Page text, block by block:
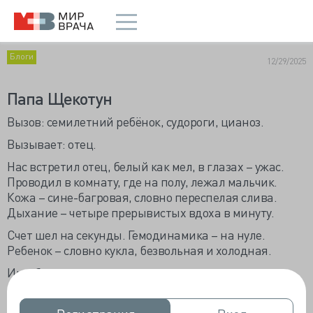
Блоги 12/29/2025
Папа Щекотун
Вызов: семилетний ребёнок, судороги, цианоз.
Вызывает: отец.
Нас встретил отец, белый как мел, в глазах – ужас.
Проводил в комнату, где на полу, лежал мальчик.
Кожа – сине-багровая, словно переспелая слива.
Дыхание – четыре прерывистых вдоха в минуту.
Счет шел на секунды. Гемодинамика – на нуле.
Ребенок – словно кукла, безвольная и холодная.
Интубировали, подключили к аппаратам.
Пока мы с напарником боролись за жизнь маленького